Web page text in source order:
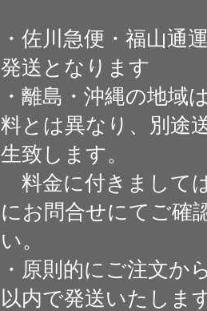
・佐川急便・福山通
発送となります
・離島・沖縄の地域
料とは異なり、別途
生致します。
料金に付きまして
にお問合せにてご確
い。
・原則的にご注文か
以内で発送いたしま